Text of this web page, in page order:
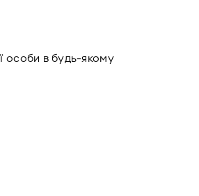
особи в будь-якому